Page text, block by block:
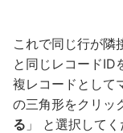
これで同じ行が隣
と同じレコードID
複レコードとして
の三角形をクリッ
る 」 と選択して